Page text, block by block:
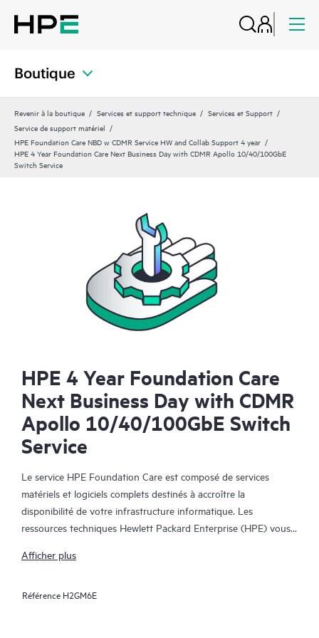
Boutique
Revenir à la boutique Services et support technique
Services et Support
Service de support matériel
HPE Foundation Care NBD w CDMR Service HW and Collab Support 4 year
HPE 4 Year Foundation Care Next Business Day with CDMR Apollo 10/40/100GbE
Switch Service
HPE 4 Year Foundation Care
Next Business Day with CDMR
Apollo 10/40/100GbE Switch
Service
Le service HPE Foundation Care est composé de services
matériels et logiciels complets destinés à accroître la
disponibilité de votre infrastructure informatique. Les
ressources techniques Hewlett Packard Enterprise (HPE) vous
informatique pour vous aider à résoudre les problèmes
certains produits tiers.
Afficher plus
Référence H2GM6E